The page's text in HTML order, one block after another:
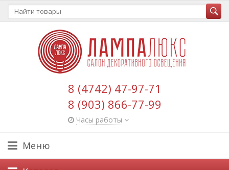
8 (4742) 47-97-71
8 (903) 866-77-99
Часы работы
Меню